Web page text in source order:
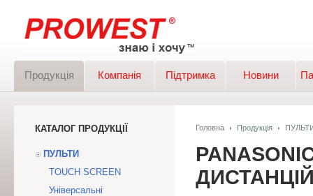
Продукція Компанія Підтримка Новини
КАТАЛОГ ПРОДУКЦІЇ
ПУЛЬТИ
TOUCH SCREEN
Універсальні
Головна Продукція